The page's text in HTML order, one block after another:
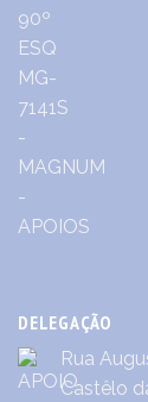
DELEGAÇÃO
Rua
Castêlo